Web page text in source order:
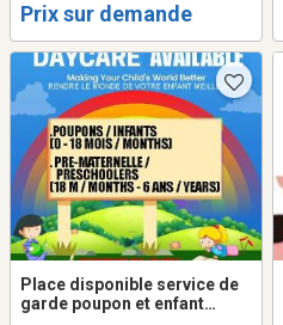
Prix sur demande
Place disponible service de
garde poupon et enfant